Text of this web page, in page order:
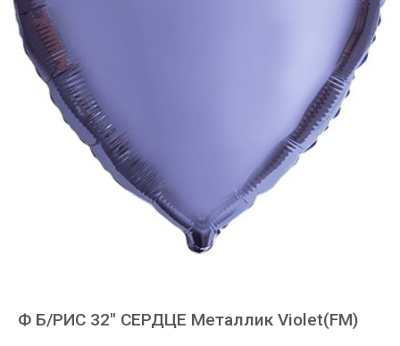
Ф Б/РИС 32″ СЕРДЦЕ Металлик Violet(FM)